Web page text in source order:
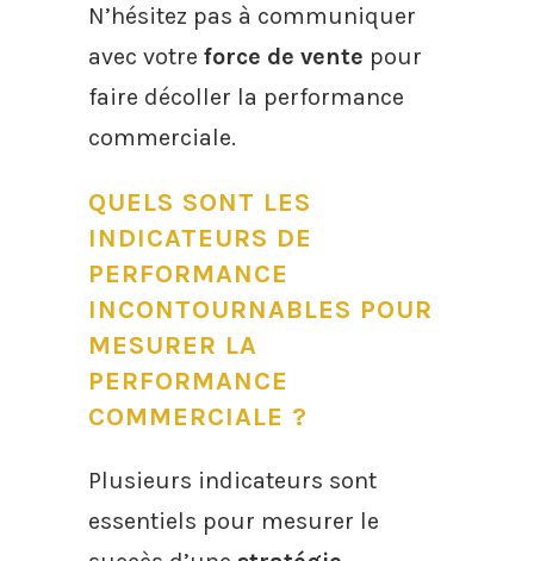
N’hésitez pas à communiquer
avec votre force de vente pour
faire décoller la performance
commerciale.
QUELS SONT LES
INDICATEURS DE
PERFORMANCE
INCONTOURNABLES POUR
MESURER LA
PERFORMANCE
COMMERCIALE ?
Plusieurs indicateurs sont
essentiels pour mesurer le